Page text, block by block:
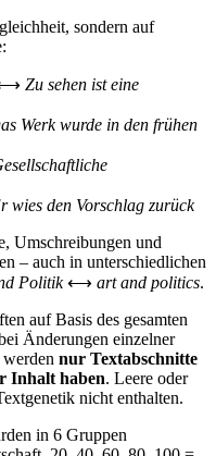
sondern auf
Zu sehen ist eine
Werk wurde in den frühen
wies den Vorschlag zurück
Umschreibungen und
– auch in unterschiedlichen
Politik⟷ art and politics.
auf Basis des gesamten
Änderungen einzelner
nur Textabschnitte
Inhalt haben. Leere oder
nicht enthalten.
in 6 Gruppen